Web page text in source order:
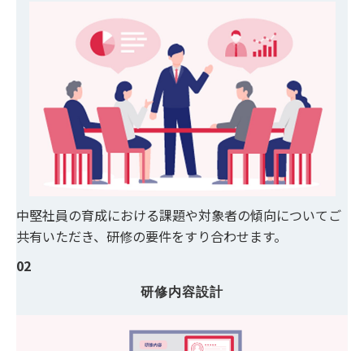
中堅社員の育成における課題や対象者の傾向についてご
共有いただき、研修の要件をすり合わせます。
02
研修内容設計